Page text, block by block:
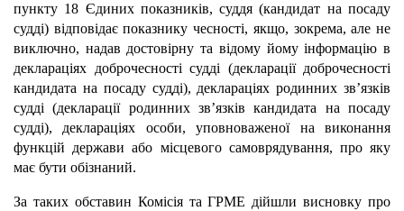
пункту 18 Єдиних показників, суддя (кандидат на посаду
судді) відповідає показнику чесності, якщо, зокрема, але не
виключно, надав достовірну та відому йому інформацію в
деклараціях доброчесності судді (декларації доброчесності
кандидата на посаду судді), деклараціях родинних зв’язків
судді (декларації родинних зв’язків кандидата на посаду
судді), деклараціях особи, уповноваженої на виконання
функцій держави або місцевого самоврядування, про яку
має бути обізнаний.
За таких обставин Комісія та ГРМЕ дійшли висновку про